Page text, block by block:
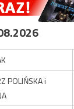
POLIŃSKA i